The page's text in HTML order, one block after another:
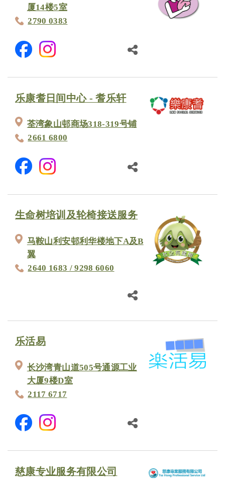
厦14楼5室
2790 0383
乐康耆日间中心 - 耆乐轩
荃湾象山邨商场318-319号铺
2661 6800
生命树培训及轮椅接送服务
马鞍山利安邨利华楼地下A及B
翼
2640 1683 / 9298 6060
乐活易
长沙湾青山道505号通源工业
大厦9楼D室
2117 6717
慈康专业服务有限公司